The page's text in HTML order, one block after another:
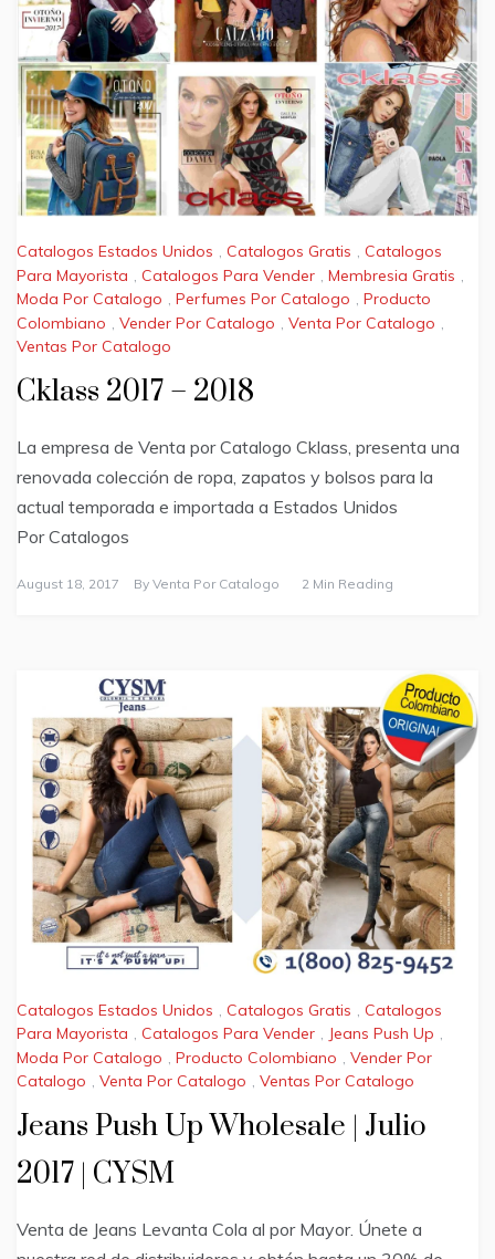
Catalogos Estados Unidos , Catalogos Gratis , Catalogos
Para Mayorista , Catalogos Para Vender , Membresia Gratis ,
Moda Por Catalogo , Perfumes Por Catalogo , Producto
Colombiano , Vender Por Catalogo , Venta Por Catalogo ,
Ventas Por Catalogo
Cklass 2017 – 2018
La empresa de Venta por Catalogo Cklass, presenta una
renovada colección de ropa, zapatos y bolsos para la
actual temporada e importada a Estados Unidos
Por Catalogos
August 18, 2017 By Venta Por Catalogo 2 Min Reading
Catalogos Estados Unidos , Catalogos Gratis , Catalogos
Para Mayorista , Catalogos Para Vender , Jeans Push Up ,
Moda Por Catalogo , Producto Colombiano , Vender Por
Catalogo , Venta Por Catalogo , Ventas Por Catalogo
Jeans Push Up Wholesale | Julio
2017 | CYSM
Venta de Jeans Levanta Cola al por Mayor. Únete a